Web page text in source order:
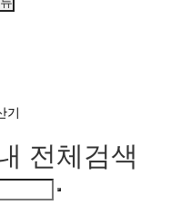
기
전체검색